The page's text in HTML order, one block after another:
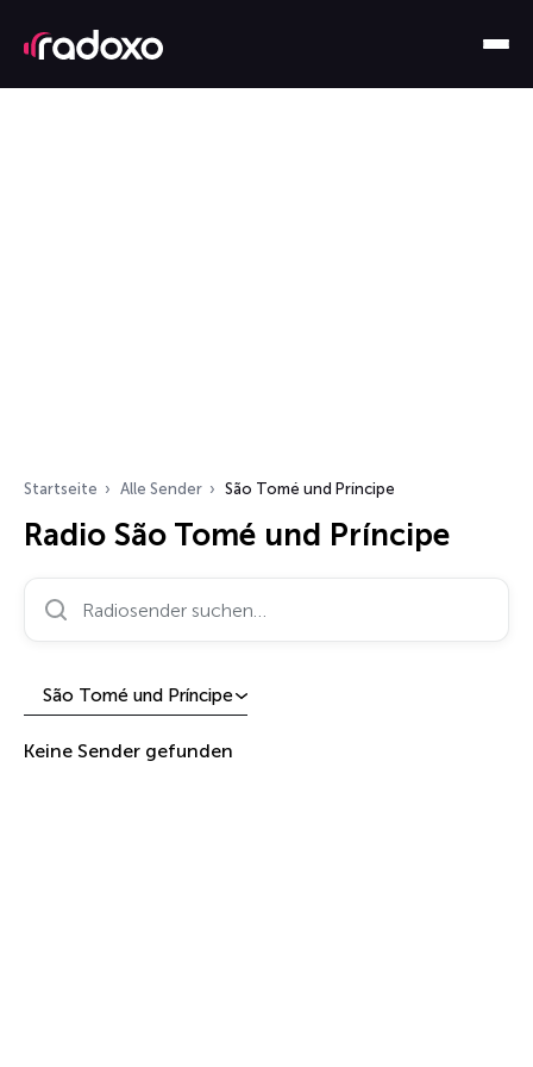
Startseite Alle Sender São Tomé und Príncipe
Radio São Tomé und Príncipe
Radiosender suchen…
São Tomé und Príncipe
Keine Sender gefunden